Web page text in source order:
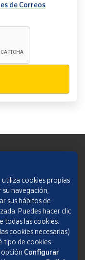
de Correos
utiliza cookies propias
navegación,
sus hábitos de
Puedes hacer clic
todas las cookies.
cookies necesarias)
tipo de cookies
opción Configurar